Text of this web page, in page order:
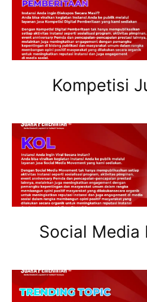
Kompetisi
Social Media